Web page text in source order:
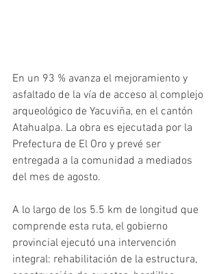
En un 93 % avanza el mejoramiento y
asfaltado de la vía de acceso al complejo
arqueológico de Yacuviña, en el cantón
Atahualpa. La obra es ejecutada por la
Prefectura de El Oro y prevé ser
entregada a la comunidad a mediados
del mes de agosto.
A lo largo de los 5.5 km de longitud que
comprende esta ruta, el gobierno
provincial ejecutó una intervención
integral: rehabilitación de la estructura,